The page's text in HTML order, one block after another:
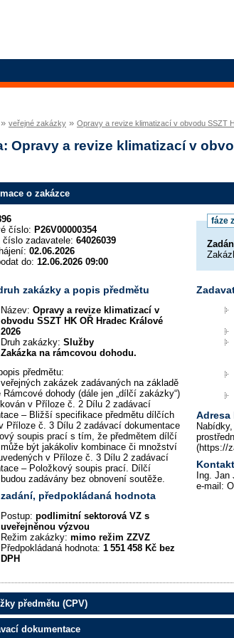
» veřejné zakázky » Opravy a revize klimatizací v obvodu SSZT
Opravy a revize klimatizací v
o zakázce
fáze
číslo: P26V00000354
číslo zadavatele: 64026039
02.06.2026
do: 12.06.2026 09:00
zakázky a popis předmětu
Název:Opravy a revize klimatizací v
obvodu SSZT HK OŘ Hradec Králové
2026
Druh zakázky:Služby
Zakázka na rámcovou dohodu.
předmětu:
zakázek zadávaných na základě
Rámcové dohody (dále jen „dílčí zakázky“)
v Příloze č. 2 Dílu 2 zadávací
– Bližší specifikace předmětu dílčích
Příloze č. 3 Dílu 2 zadávací dokumentace
soupis prací s tím, že předmětem dílčí
být jakákoliv kombinace či množství
v Příloze č. 3 Dílu 2 zadávací
– Položkový soupis prací. Dílčí
zadávány bez obnovení soutěže.
předpokládaná hodnota
Postup:podlimitní sektorová VZ s
uveřejněnou výzvou
Režim zakázky:mimo režim ZZVZ
Předpokládaná hodnota:1 551 458 Kč bez
DPH
(https://
Kontakt
Ing. Jan
e-mail:
předmětu (CPV)
dokumentace